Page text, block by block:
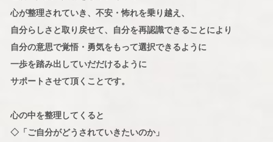
心が整理されていき、不安・怖れを乗り越え、
自分らしさと取り戻せて、自分を再認識できることにより
自分の意思で覚悟・勇気をもって選択できるように
一歩を踏み出していだだけるように
サポートさせて頂くことです。
心の中を整理してくると
◇「ご自分がどうされていきたいのか」